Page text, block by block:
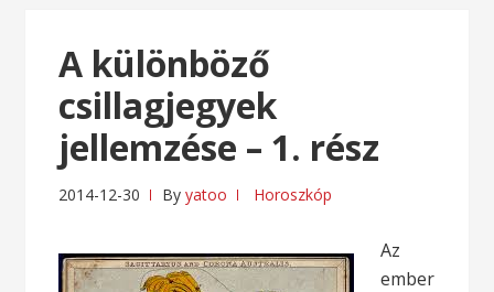
A különböző
csillagjegyek
jellemzése – 1. rész
2014-12-30 Byyatoo Horoszkóp
Az
ember